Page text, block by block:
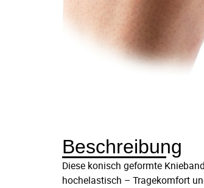
Beschreibung
Diese konisch geformte
hochelastisch – Tragekomfort